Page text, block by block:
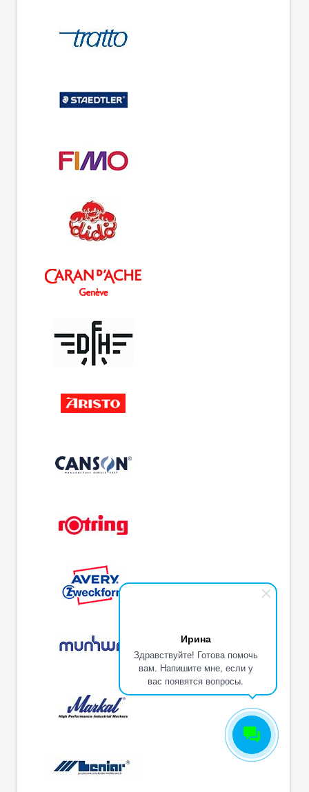
Ирина
Здравствуйте! Готова помочь
вам. Напишите мне, если у
вас появятся вопросы.